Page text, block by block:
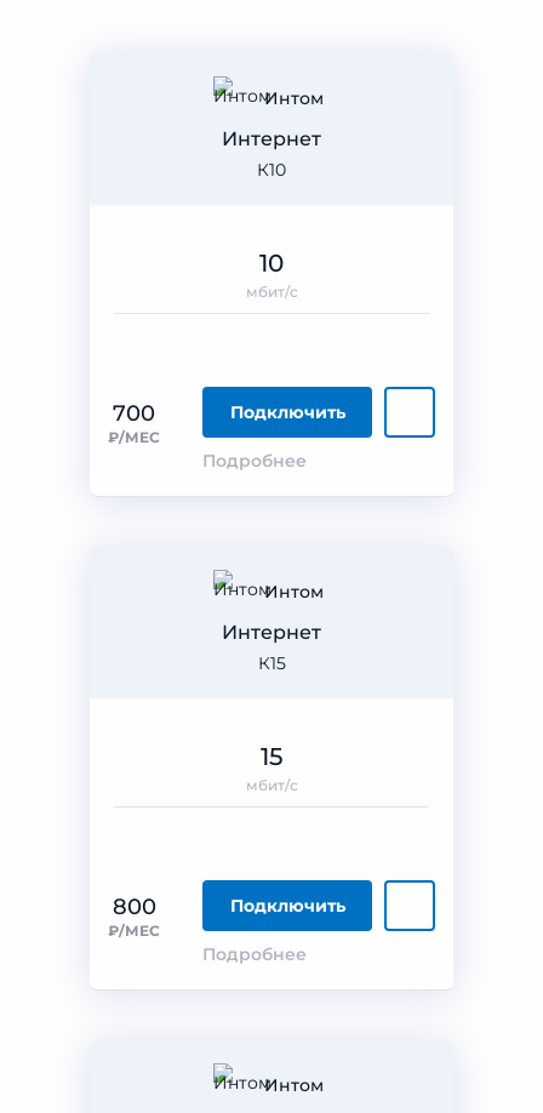
Интом
К10
Интернет
700
₽/МЕС
Подключить
Подробнее
10
мбит/с
Интом
К15
Интернет
800
₽/МЕС
Подключить
Подробнее
15
мбит/с
Интом